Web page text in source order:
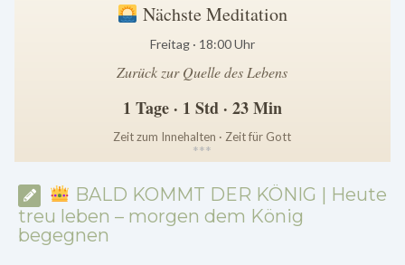
Nächste Meditation
Freitag · 18:00 Uhr
Zurück zur Quelle des Lebens
1 Tage · 1 Std · 23 Min
Zeit zum Innehalten · Zeit für Gott
***
BALD KOMMT DER KÖNIG | Heute
treu leben – morgen dem König
begegnen